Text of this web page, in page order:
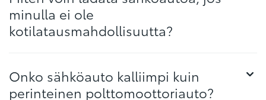
minulla ei ole
kotilatausmahdollisuutta?
Onko sähköauto kalliimpi kuin
perinteinen polttomoottoriauto?